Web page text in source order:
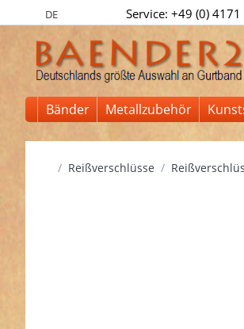
DE Service: +49 (0)
Bänder Metallzubehör
Startseite
Reißverschlüsse